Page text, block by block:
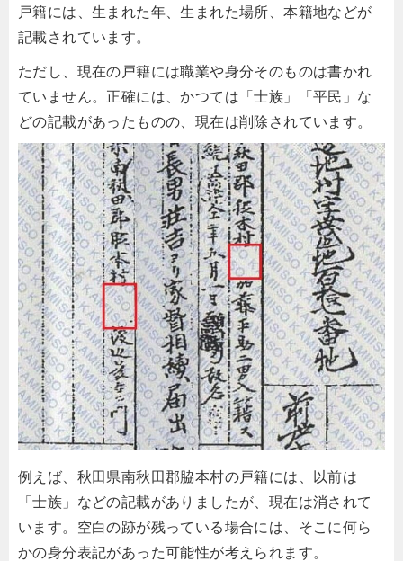
戸籍には、生まれた年、生まれた場所、本籍地などが
記載されています。
ただし、現在の戸籍には職業や身分そのものは書かれ
ていません。正確には、かつては「士族」「平民」な
どの記載があったものの、現在は削除されています。
例えば、秋田県南秋田郡脇本村の戸籍には、以前は
「士族」などの記載がありましたが、現在は消されて
います。空白の跡が残っている場合には、そこに何ら
かの身分表記があった可能性が考えられます。